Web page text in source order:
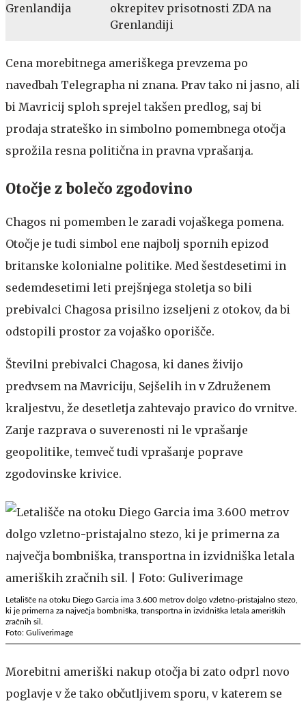
okrepitev prisotnosti ZDA na
Grenlandiji
Cena morebitnega ameriškega prevzema po
navedbah Telegrapha ni znana. Prav tako ni jasno, ali
bi Mavricij sploh sprejel takšen predlog, saj bi
prodaja strateško in simbolno pomembnega otočja
sprožila resna politična in pravna vprašanja.
Otočje z bolečo zgodovino
Chagos ni pomemben le zaradi vojaškega pomena.
Otočje je tudi simbol ene najbolj spornih epizod
britanske kolonialne politike. Med šestdesetimi in
sedemdesetimi leti prejšnjega stoletja so bili
prebivalci Chagosa prisilno izseljeni z otokov, da bi
odstopili prostor za vojaško oporišče.
Številni prebivalci Chagosa, ki danes živijo
predvsem na Mavriciju, Sejšelih in v Združenem
kraljestvu, že desetletja zahtevajo pravico do vrnitve.
Zanje razprava o suverenosti ni le vprašanje
geopolitike, temveč tudi vprašanje poprave
zgodovinske krivice.
Letališče na otoku Diego Garcia ima 3.600 metrov dolgo vzletno-pristajalno stezo,
ki je primerna za največja bombniška, transportna in izvidniška letala ameriških
zračnih sil.
Foto: Guliverimage
Morebitni ameriški nakup otočja bi zato odprl novo
poglavje v že tako občutljivem sporu, v katerem se